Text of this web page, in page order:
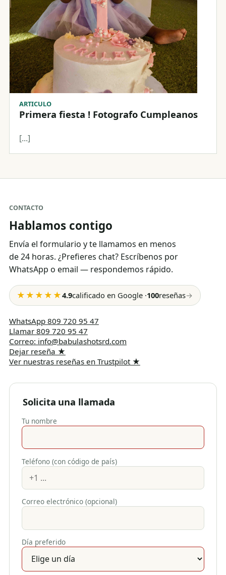
ARTICULO
Primera fiesta ! Fotografo Cumpleanos
[...]
CONTACTO
Hablamos contigo
Envía el formulario y te llamamos en menos
de 24 horas. ¿Prefieres chat? Escríbenos por
WhatsApp o email — respondemos rápido.
★★★★★4.9calificado en Google ·100reseñas→
WhatsApp 809 720 95 47
Llamar 809 720 95 47
Correo: info@babulashotsrd.com
Dejar reseña ★
Ver nuestras reseñas en Trustpilot★
Solicita una llamada
Tu nombre
Teléfono (con código de país)
Correo electrónico (opcional)
Día preferido